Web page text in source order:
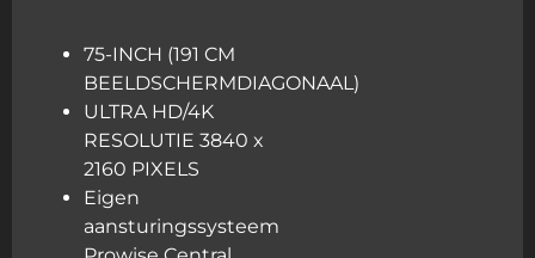
75-INCH (191 CM
BEELDSCHERMDIAGONAAL)
ULTRA HD/4K
RESOLUTIE 3840 x
2160 PIXELS
Eigen
aansturingssysteem